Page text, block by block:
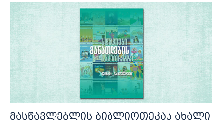
მასწავლებლის ბიბლიოთეკას ახალი